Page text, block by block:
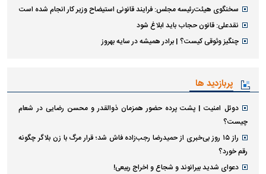
سخنگوی هیئت‌رئیسه مجلس: فرایند قانونی استیضاح وزیر کار انجام شده است
نقدعلی: قانون حجاب باید ابلاغ شود
چنگیز وثوقی کیست؟ | برادر همیشه در سایه بهروز
پربازدید ها
دوئل امنیت | پشت پرده حضور همزمان ذوالقدر و محسن رضایی در شعام
چیست؟
راز ۱۵ روز بی‌خبری از حمیدرضا رجب‌زاده فاش شد؛ قرار مرگ با زن بلاگر چگونه
رقم خورد؟
دعوای شدید بیرانوند و شجاع و اخراج ربیعی!